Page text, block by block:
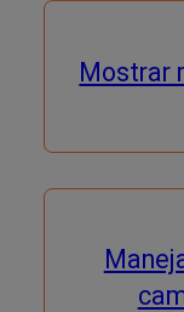
Mostrar